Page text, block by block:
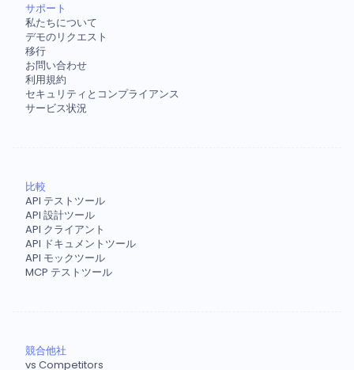
サポート
私たちについて
デモのリクエスト
移行
お問い合わせ
利用規約
セキュリティとコンプライアンス
サービス状況
比較
API テストツール
API 設計ツール
API クライアント
API ドキュメントツール
API モックツール
MCP テストツール
競合他社
vs Competitors